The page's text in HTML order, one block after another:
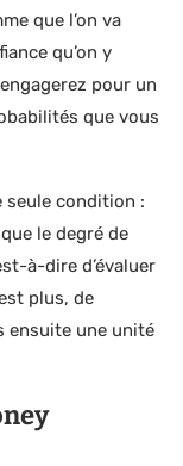
que l’on va
qu’on y
pour un
que vous
seule condition :
le degré de
à-dire d’évaluer
plus, de
ensuite une unité